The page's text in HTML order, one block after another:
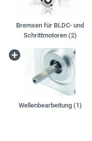
Bremsen für BLDC- und
Schrittmotoren (2)
Wellenbearbeitung (1)